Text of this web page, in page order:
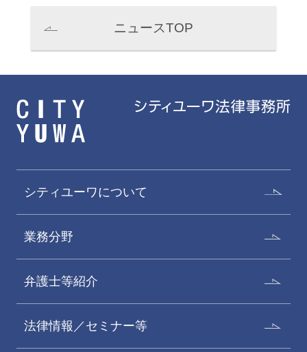
ニュースTOP
シティユーワについて
業務分野
弁護士等紹介
法律情報／セミナー等